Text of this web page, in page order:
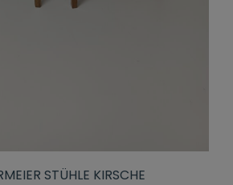
STÜHLE KIRSCHE